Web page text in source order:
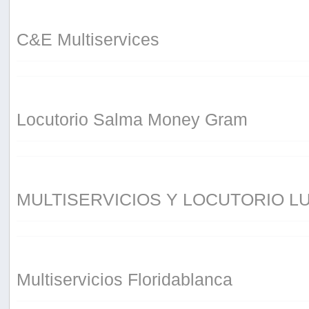
C&E Multiservices
Locutorio Salma Money Gram
MULTISERVICIOS Y LOCUTORIO
Multiservicios Floridablanca